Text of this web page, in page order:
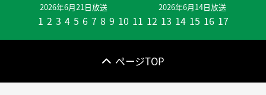
2026年6月21日放送 2026年6月14日放送
1 2 3 4 5 6 7 8 9 10 11 12 13 14 15 16 17
ページTOP